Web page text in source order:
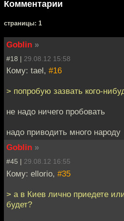
Комментарии
cтраницы: 1
Goblin »
#18 | 29.08.12 15:58
Кому: tael, #16
> попробую зазвать кого-
не надо ничего пробовать
надо приводить много народу
Goblin »
#45 | 29.08.12 16:55
Кому: ellorio, #35
> а в Киев лично приедете
будет?